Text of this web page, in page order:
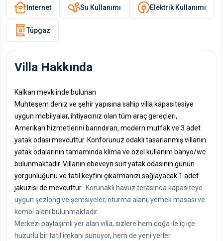
İnternet Su Kullanımı Elektrik Kullanımı
Tüpgaz
Villa Hakkında
Kalkan mevkiinde bulunan
Muhteşem deniz ve şehir yapısına sahip villa kapasitesiye
uygun mobilyalar, ihtiyacınız olan tüm araç gereçleri,
Amerikan hizmetlerini barındıran, modern mutfak ve 3 adet
yatak odası mevcuttur. Konforunuz odaklı tasarlanmış villanın
yatak odalarının tamamında klima ve özel kullanım banyo/wc
bulunmaktadır. Villanın ebeveyn suit yatak odasının günün
yorgunluğunu ve tatil keyfini çıkarmanızı sağlayacak 1 adet
jakuzisi de mevcuttur.
Korunaklı havuz terasında kapasiteye
uygun şezlong ve şemsiyeler, oturma alanı, yemek masası ve
kombi alanı bulunmaktadır.
Merkezi paylaşımlı yer alan villa, sizlere hem doğa ile iç içe
huzurlu bir tatil imkanı sunuyor, hem de yeni yerler